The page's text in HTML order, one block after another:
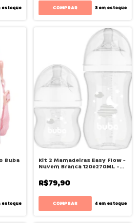
estoque 3 em estoque
Buba
estoque
Kit 2 Mamadeiras Easy Flow -
Nuvem Branca 120e270ML -
R$79,90
4 em estoque